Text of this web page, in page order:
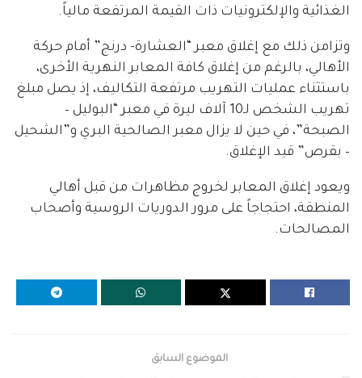
الغذائية والإلكترونيات ذات القيمة المرتفعة مالياً.
وتزامن ذلك مع إغلاق معبر “العشارة- درنج” أمام حركة
الأهالي، بالرغم من إغلاق كافة المعابر النهرية الأخرى،
باستثناء عمليات التهريب مرتفعة التكاليف، إذ يصل مبلغ
تهريب الشخص لـ10 آلاف ليرة في معبر “البوليل –
الصبحة”، في حين لا يزال معبر الصالحية البري و”الشحيل
– بقرص” قيد الإغلاق.
ويعود إغلاق المعابر لخروج مظاهرات من قبل أهالي
المنطقة، احتجاجاً على مرور الدوريات الروسية وأصحاب
المصالحات.
الموضوع السابق